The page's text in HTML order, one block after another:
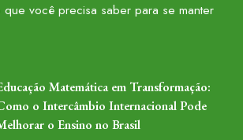
que você precisa saber para se manter
Matemática em Transformação:
o Intercâmbio Internacional Pode
o Ensino no Brasil